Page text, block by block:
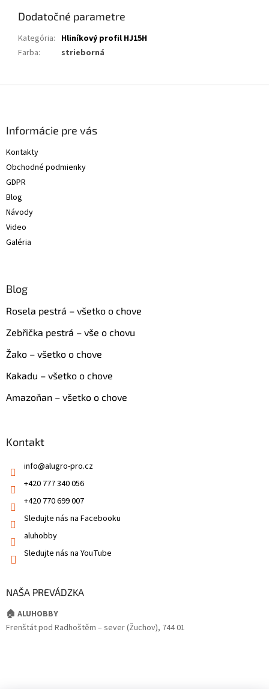
Dodatočné parametre
Kategória: Hliníkový profil HJ15H
Farba: strieborná
Informácie pre vás
Kontakty
Obchodné podmienky
GDPR
Blog
Návody
Video
Galéria
Blog
Rosela pestrá – všetko o chove
Zebřička pestrá – vše o chovu
Žako – všetko o chove
Kakadu – všetko o chove
Amazoňan – všetko o chove
Kontakt
info@alugro-pro.cz
+420 777 340 056
+420 770 699 007
Sledujte nás na Facebooku
aluhobby
Sledujte nás na YouTube
NAŠA PREVÁDZKA
🏠 ALUHOBBY
Frenštát pod Radhoštěm – sever (Žuchov), 744 01